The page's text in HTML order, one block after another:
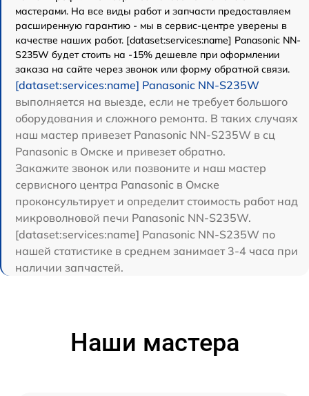
мастерами. На все виды работ и запчасти предоставляем
расширенную гарантию - мы в сервис-центре уверены в
качестве наших работ. [dataset:services:name] Panasonic NN-
S235W будет стоить на -15% дешевле при оформлении
заказа на сайте через звонок или форму обратной связи.
[dataset:services:name] Panasonic NN-S235W
выполняется на выезде, если не требует большого
оборудования и сложного ремонта. В таких случаях
наш мастер привезет Panasonic NN-S235W в сц
Panasonic в Омске и привезет обратно.
Закажите звонок или позвоните и наш мастер
сервисного центра Panasonic в Омске
проконсультирует и определит стоимость работ над
микроволновой печи Panasonic NN-S235W.
[dataset:services:name] Panasonic NN-S235W по
нашей статистике в среднем занимает 3-4 часа при
наличии запчастей.
Наши мастера